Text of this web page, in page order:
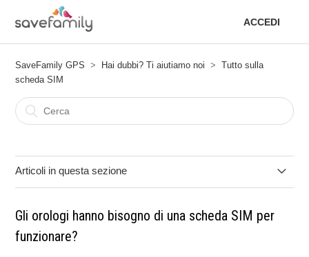
ACCEDI
SaveFamily GPS Hai dubbi? Ti aiutiamo noi
Tutto sulla
scheda SIM
Articoli in questa sezione
cancellato o non riuscito
Gli orologi hanno bisogno di una scheda SIM per
funzionare?